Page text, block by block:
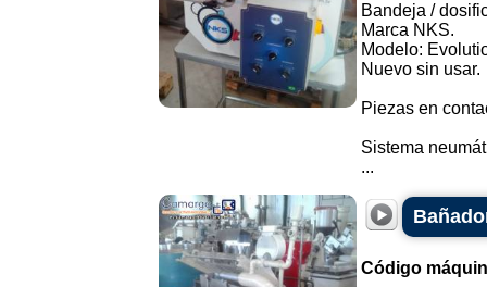
Bandeja /
Marca NKS.
Modelo:
Nuevo sin usar.
Piezas en
Sistema
...
Código